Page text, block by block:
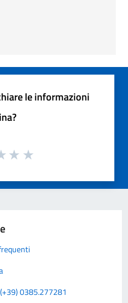
le informazioni
0385.277281